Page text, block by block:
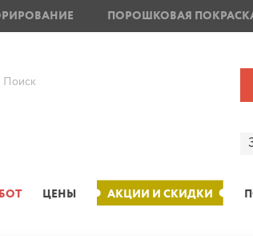
ПОРОШКОВАЯ
Поиск
ЦЕНЫ АКЦИИ И СКИДКИ